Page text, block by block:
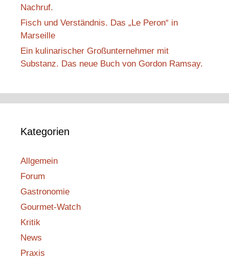
Nachruf.
Fisch und Verständnis. Das „Le Peron“ in
Marseille
Ein kulinarischer Großunternehmer mit
Substanz. Das neue Buch von Gordon Ramsay.
Kategorien
Allgemein
Forum
Gastronomie
Gourmet-Watch
Kritik
News
Praxis